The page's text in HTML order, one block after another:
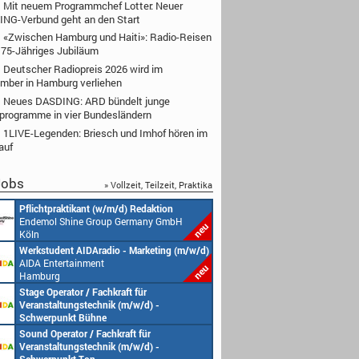
Mit neuem Programmchef Lotter: Neuer
Verbund geht an den Start
«Zwischen Hamburg und Haiti»: Radio-Reisen
Jähriges Jubiläum
Deutscher Radiopreis 2026 wird im
in Hamburg verliehen
Neues DASDING: ARD bündelt junge
in vier Bundesländern
1LIVE-Legenden: Briesch und Imhof hören im
» Vollzeit, Teilzeit, Praktika
m/d) Redaktion
Germany GmbH
- Marketing (m/w/d)
für
(m/w/d) -
für
(m/w/d) -
Redakteur (w/m/d) oder Jungredakteur
(w/m/d)
Endemol Shine Group Germany GmbH
Köln
Senior Video Producer/ 1st TV Operator
AIDA Entertainment